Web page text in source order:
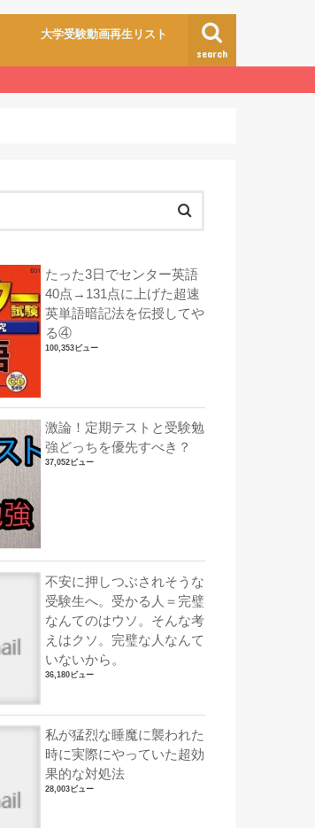
search
大学受験動画再生リスト
たった3日でセンター英語
40点→131点に上げた超速
英単語暗記法を伝授してや
る④
100,353ビュー
激論！定期テストと受験勉
強どっちを優先すべき？
37,052ビュー
不安に押しつぶされそうな
受験生へ。受かる人＝完璧
なんてのはウソ。そんな考
えはクソ。完璧な人なんて
いないから。
36,180ビュー
私が猛烈な睡魔に襲われた
時に実際にやっていた超効
果的な対処法
28,003ビュー